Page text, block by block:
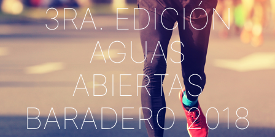
3RA. EDICIÓN
AGUAS
ABIERTAS
BARADERO 2018